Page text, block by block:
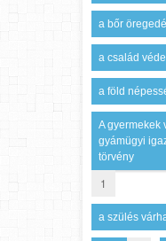
a bőr
a család
a föld
A gyermekek
gyámügyi
törvény
1
a szülés